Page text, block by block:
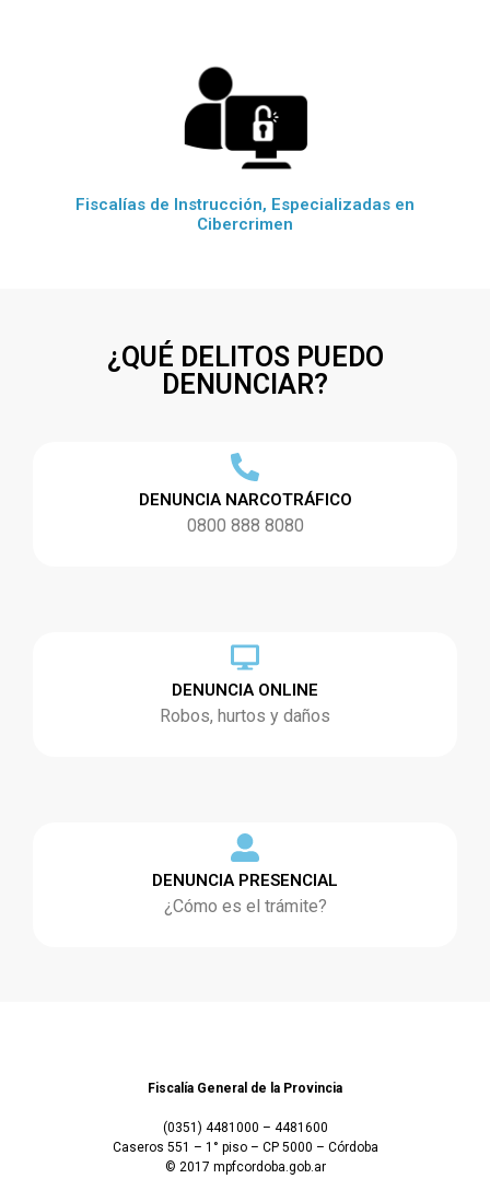
Fiscalías de Instrucción, Especializadas en
Cibercrimen
¿QUÉ DELITOS PUEDO
DENUNCIAR?
DENUNCIA NARCOTRÁFICO
0800 888 8080
DENUNCIA ONLINE
Robos, hurtos y daños
DENUNCIA PRESENCIAL
¿Cómo es el trámite?
Fiscalía General de la Provincia
(0351) 4481000 – 4481600
Caseros 551 – 1° piso – CP 5000 – Córdoba
© 2017 mpfcordoba.gob.ar